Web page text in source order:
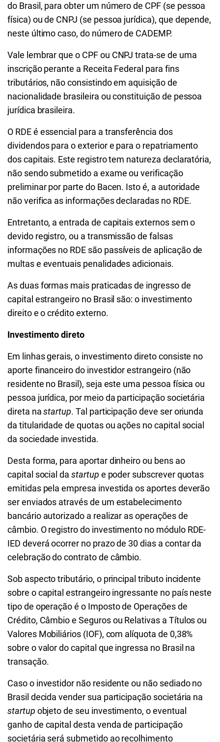
do Brasil, para obter um número de CPF (se pessoa
física) ou de CNPJ (se pessoa jurídica), que depende,
neste último caso, do número de CADEMP.
Vale lembrar que o CPF ou CNPJ trata-se de uma
inscrição perante a Receita Federal para fins
tributários, não consistindo em aquisição de
nacionalidade brasileira ou constituição de pessoa
jurídica brasileira.
O RDE é essencial para a transferência dos
dividendos para o exterior e para o repatriamento
dos capitais. Este registro tem natureza declaratória,
não sendo submetido a exame ou verificação
preliminar por parte do Bacen. Isto é, a autoridade
não verifica as informações declaradas no RDE.
Entretanto, a entrada de capitais externos sem o
devido registro, ou a transmissão de falsas
informações no RDE são passíveis de aplicação de
multas e eventuais penalidades adicionais.
As duas formas mais praticadas de ingresso de
capital estrangeiro no Brasil são: o investimento
direito e o crédito externo.
Investimento direto
Em linhas gerais, o investimento direto consiste no
aporte financeiro do investidor estrangeiro (não
residente no Brasil), seja este uma pessoa física ou
pessoa jurídica, por meio da participação societária
direta nastartup. Tal participação deve ser oriunda
da titularidade de quotas ou ações no capital social
da sociedade investida.
Desta forma, para aportar dinheiro ou bens ao
capital social dastartup e poder subscrever quotas
emitidas pela empresa investida os aportes deverão
ser enviados através de um estabelecimento
bancário autorizado a realizar as operações de
câmbio. O registro do investimento no módulo RDE-
IED deverá ocorrer no prazo de 30 dias a contar da
celebração do contrato de câmbio.
Sob aspecto tributário, o principal tributo incidente
sobre o capital estrangeiro ingressante no país neste
tipo de operação é o Imposto de Operações de
Crédito, Câmbio e Seguros ou Relativas a Títulos ou
Valores Mobiliários (IOF), com alíquota de 0,38%
sobre o valor do capital que ingressa no Brasil na
transação.
Caso o investidor não residente ou não sediado no
Brasil decida vender sua participação societária na
startup objeto de seu investimento, o eventual
ganho de capital desta venda de participação
societária será submetido ao recolhimento